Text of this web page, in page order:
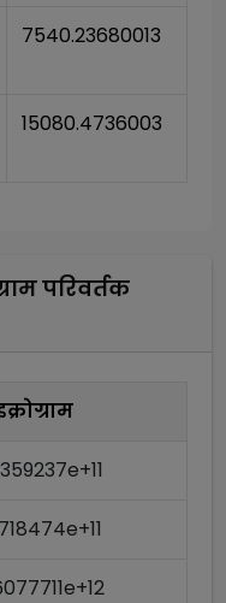
7540.23680013
15080.4736003
परिवर्तक